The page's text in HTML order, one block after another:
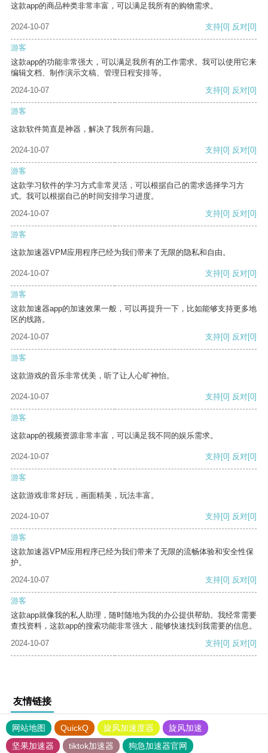
这款app的商品种类非常丰富，可以满足我所有的购物需求。
2024-10-07 支持[0] 反对[0]
游客
这款app的功能非常强大，可以满足我所有的工作需求。我可以使用它来
编辑文档、制作演示文稿、管理日程安排等。
2024-10-07
支持[0] 反对[0]
游客
这款软件简直是神器，解决了我所有问题。
2024-10-07 支持[0] 反对[0]
游客
这款学习软件的学习方式非常灵活，可以根据自己的需求选择学习方
式。我可以根据自己的时间安排学习进度。
2024-10-07
支持[0] 反对[0]
游客
这款加速器VPM应用程序已经为我们带来了无限的隐私和自由。
2024-10-07 支持[0] 反对[0]
游客
这款加速器app的加速效果一般，可以再提升一下，比如能够支持更多地
区的线路。
2024-10-07
支持[0] 反对[0]
游客
这款游戏的音乐非常优美，听了让人心旷神怡。
2024-10-07 支持[0] 反对[0]
游客
这款app的视频资源非常丰富，可以满足我不同的娱乐需求。
2024-10-07 支持[0] 反对[0]
游客
这款游戏非常好玩，画面精美，玩法丰富。
2024-10-07 支持[0] 反对[0]
游客
这款加速器VPM应用程序已经为我们带来了无限的流畅体验和安全性保
护。
2024-10-07
支持[0] 反对[0]
游客
这款app就像我的私人助理，随时随地为我的办公提供帮助。我经常需要
查找资料，这款app的搜索功能非常强大，能够快速找到我需要的信息。
2024-10-07
支持[0] 反对[0]
友情链接
网站地图 QuickQ 旋风加速度器
旋风加速
坚果加速器
tiktok加速器 狗急加速器官网